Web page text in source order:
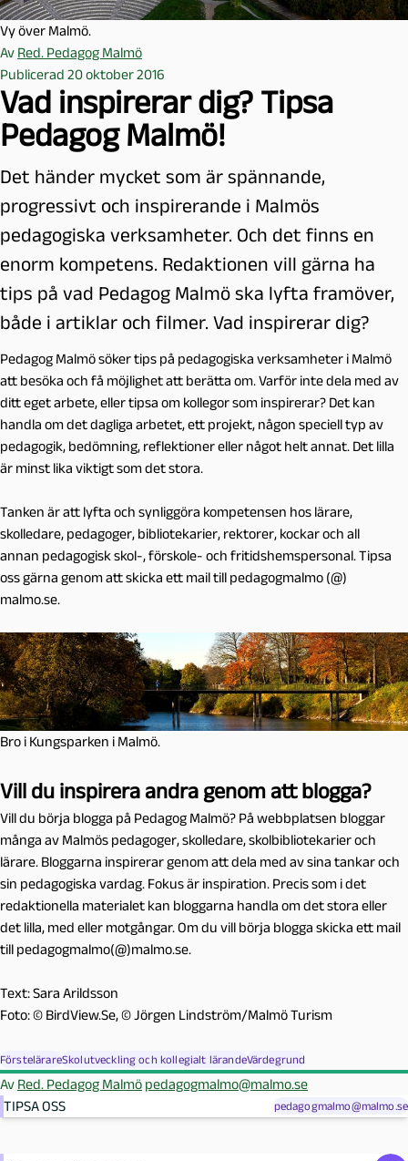
Vy över Malmö.
Av Red. Pedagog Malmö
Publicerad 20 oktober 2016
Vad inspirerar dig? Tipsa
Pedagog Malmö!
Det händer mycket som är spännande,
progressivt och inspirerande i Malmös
pedagogiska verksamheter. Och det finns en
enorm kompetens. Redaktionen vill gärna ha
tips på vad Pedagog Malmö ska lyfta framöver,
både i artiklar och filmer. Vad inspirerar dig?
Pedagog Malmö söker tips på pedagogiska verksamheter i Malmö
att besöka och få möjlighet att berätta om. Varför inte dela med av
ditt eget arbete, eller tipsa om kollegor som inspirerar? Det kan
handla om det dagliga arbetet, ett projekt, någon speciell typ av
pedagogik, bedömning, reflektioner eller något helt annat. Det lilla
är minst lika viktigt som det stora.
Tanken är att lyfta och synliggöra kompetensen hos lärare,
skolledare, pedagoger, bibliotekarier, rektorer, kockar och all
annan pedagogisk skol-, förskole- och fritidshemspersonal. Tipsa
oss gärna genom att skicka ett mail till pedagogmalmo (@)
malmo.se.
Bro i Kungsparken i Malmö.
Vill du inspirera andra genom att blogga?
Vill du börja blogga på Pedagog Malmö? På webbplatsen bloggar
många av Malmös pedagoger, skolledare, skolbibliotekarier och
lärare. Bloggarna inspirerar genom att dela med av sina tankar och
sin pedagogiska vardag. Fokus är inspiration. Precis som i det
redaktionella materialet kan bloggarna handla om det stora eller
det lilla, med eller motgångar. Om du vill börja blogga skicka ett mail
till pedagogmalmo(@)malmo.se.
Text: Sara Arildsson
Foto: © BirdView.Se, © Jörgen Lindström/Malmö Turism
FörstelärareSkolutveckling och kollegialt lärandeVärdegrund
Av Red. Pedagog Malmö pedagogmalmo@malmo.se
TIPSA OSS
pedagogmalmo@malmo.se